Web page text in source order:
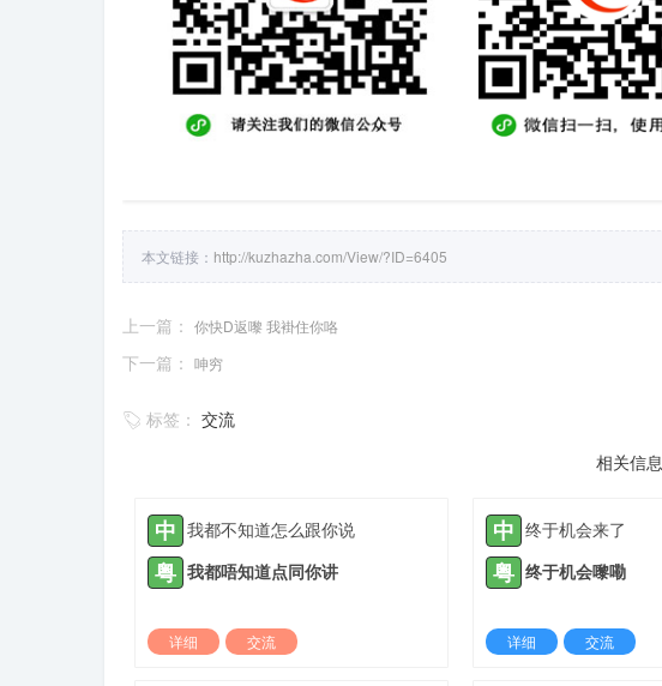
本文链接： http://kuzhazha.com/View/?ID=6405
上一篇： 你快D返嚟 我褂住你咯
下一篇： 呻穷
标签： 交流
相关信息
中 我都不知道怎么跟你说
粤 我都唔知道点同你讲
详细
交流
中 终于机会来了
粤 终于机会嚟嘞
详细
交流